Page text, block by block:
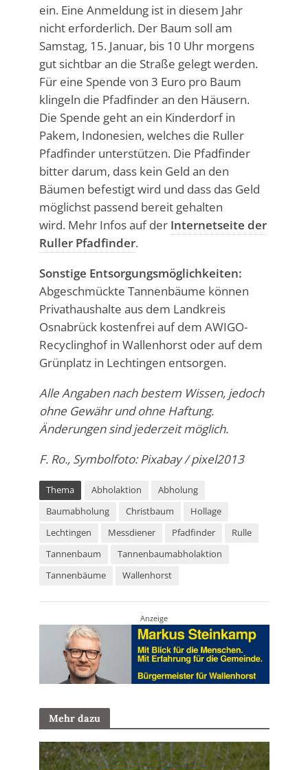
ein. Eine Anmeldung ist in diesem Jahr
nicht erforderlich. Der Baum soll am
Samstag, 15. Januar, bis 10 Uhr morgens
gut sichtbar an die Straße gelegt werden.
Für eine Spende von 3 Euro pro Baum
klingeln die Pfadfinder an den Häusern.
Die Spende geht an ein Kinderdorf in
Pakem, Indonesien, welches die Ruller
Pfadfinder unterstützen. Die Pfadfinder
bitter darum, dass kein Geld an den
Bäumen befestigt wird und dass das Geld
möglichst passend bereit gehalten
wird. Mehr Infos auf der Internetseite der
Ruller Pfadfinder.
Sonstige Entsorgungsmöglichkeiten:
Abgeschmückte Tannenbäume können
Privathaushalte aus dem Landkreis
Osnabrück kostenfrei auf dem AWIGO-
Recyclinghof in Wallenhorst oder auf dem
Grünplatz in Lechtingen entsorgen.
Alle Angaben nach bestem Wissen, jedoch
ohne Gewähr und ohne Haftung.
Änderungen sind jederzeit möglich.
F. Ro., Symbolfoto: Pixabay / pixel2013
Thema Abholaktion
Abholung
Baumabholung
Christbaum
Hollage
Lechtingen
Messdiener Pfadfinder
Rulle
Tannenbaum
Tannenbaumabholaktion
Tannenbäume
Wallenhorst
Anzeige
Mehr dazu